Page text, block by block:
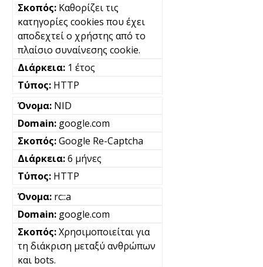
Καθορίζει τις
κατηγορίες cookies που έχει
αποδεχτεί ο χρήστης από το
πλαίσιο συναίνεσης cookie.
1 έτος
HTTP
NID
google.com
Google Re-Captcha
6 μήνες
HTTP
rc::a
google.com
Χρησιμοποιείται για
τη διάκριση μεταξύ ανθρώπων
και bots.